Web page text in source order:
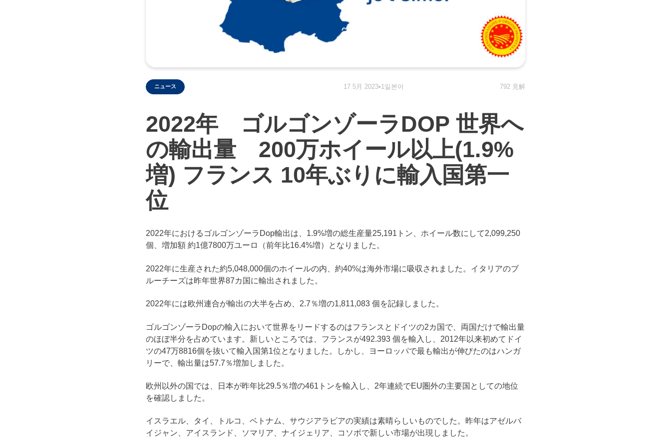
ニュース 17 5月 2023•1일본어 792 見解
2022年 ゴルゴンゾーラDOP 世界へ
の輸出量 200万ホイール以上(1.9%
増) フランス 10年ぶりに輸入国第一
位
2022年におけるゴルゴンゾーラDop輸出は、1.9%増の総生産量25,191トン、ホイール数にして2,099,250
個、増加額 約1億7800万ユーロ（前年比16.4%増）となりました。
2022年に生産された約5,048,000個のホイールの内、約40%は海外市場に吸収されました。イタリアのブ
ルーチーズは昨年世界87カ国に輸出されました。
2022年には欧州連合が輸出の大半を占め、2.7％増の1,811,083 個を記録しました。
ゴルゴンゾーラDopの輸入において世界をリードするのはフランスとドイツの2カ国で、両国だけで輸出量
のほぼ半分を占めています。新しいところでは、フランスが492.393 個を輸入し、2012年以来初めてドイ
ツの47万8816個を抜いて輸入国第1位となりました。しかし、ヨーロッパで最も輸出が伸びたのはハンガ
リーで、輸出量は57.7％増加しました。
欧州以外の国では、日本が昨年比29.5％増の461トンを輸入し、2年連続でEU圏外の主要国としての地位
を確認しました。
イスラエル、タイ、トルコ、ベトナム、サウジアラビアの実績は素晴らしいものでした。昨年はアゼルバ
イジャン、アイスランド、ソマリア、ナイジェリア、コソボで新しい市場が出現しました。